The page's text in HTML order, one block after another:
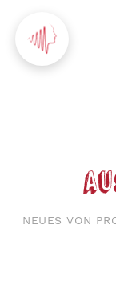
NEUES VON